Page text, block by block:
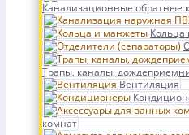
Канализационные обратные
Трапы, каналы,
Вентиляция
комнат